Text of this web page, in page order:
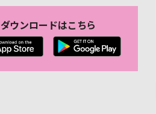
ダウンロードはこちら